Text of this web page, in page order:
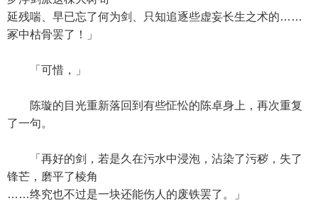
延残喘、早已忘了何为剑、只知追逐些虚妄长生之术的……
冢中枯骨罢了！」
「可惜，」
陈璇的目光重新落回到有些怔忪的陈卓身上，再次重复
了一句。
「再好的剑，若是久在污水中浸泡，沾染了污秽，失了
锋芒，磨平了棱角
……终究也不过是一块还能伤人的废铁罢了。」